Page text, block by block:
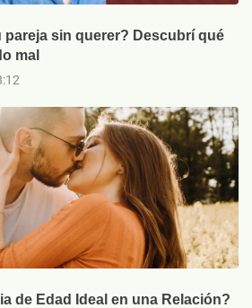
pareja sin querer? Descubrí qué
mal
de Edad Ideal en una Relación?